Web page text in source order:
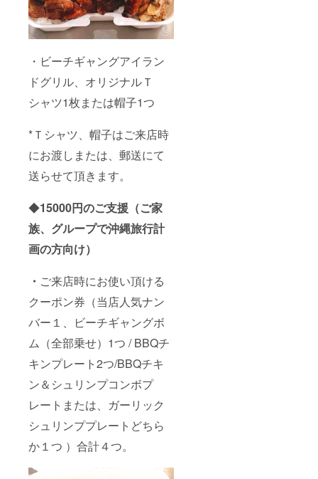
・ビーチギャングアイラン
ドグリル、オリジナルＴ
シャツ1枚または帽子1つ
*Ｔシャツ、帽子はご来店時
にお渡しまたは、郵送にて
送らせて頂きます。
◆15000円のご支援（ご家
族、グループで沖縄旅行計
画の方向け）
・ ご来店時にお使い頂ける
クーポン券（当店人気ナン
バー１、ビーチギャングボ
ム（全部乗せ）1つ / BBQチ
キンプレート2つ/BBQチキ
ン＆シュリンプコンボプ
レートまたは、ガーリック
シュリンププレートどちら
か１つ ）合計４つ。